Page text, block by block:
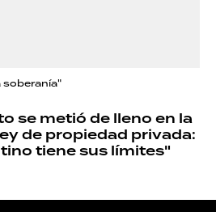
soberanía"
se metió de lleno en la
de propiedad privada:
tiene sus límites"